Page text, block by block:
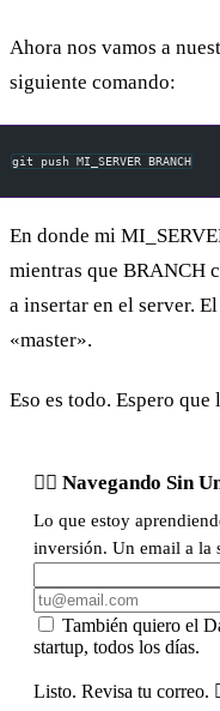
Ahora nos vamos a
siguiente comando:
git push MI_SERVER BRANCH
En donde mi
mientras que BRANCH
a insertar en el server.
«master».
Eso es todo. Espero que
🏴‍☠️ Navegando Sin
Lo que estoy
inversión. Un email a la
También quiero el
startup, todos los días.
Listo. Revisa tu correo.